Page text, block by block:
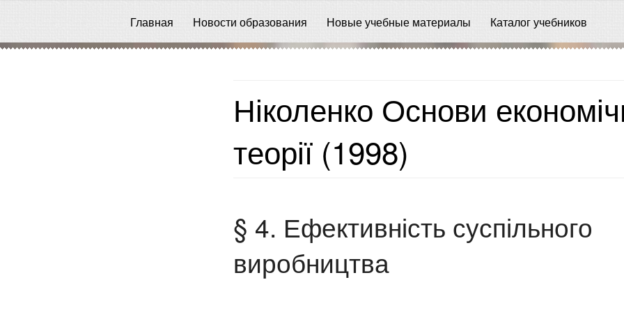
Главная Новости образования Новые учебные материалы Каталог учебников
Ніколенко Основи
теорії (1998)
§ 4. Ефективність суспільного
виробництва